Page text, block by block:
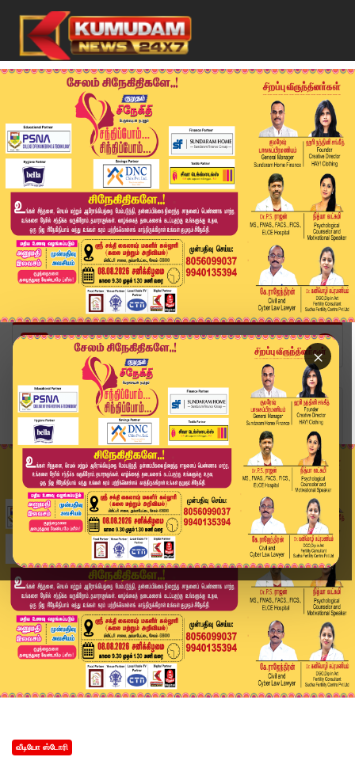
×
Home
வீடியோ ஸ்டோரி
நீதிபதி ஜி.ஆர்.சுவாமிநாதன் பதவி நீக்கம்?#grswam...
வீடியோ ஸ்டோரி